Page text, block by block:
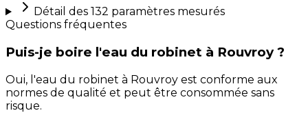
Détail des 132 paramètres mesurés
Questions fréquentes
Puis-je boire l'eau du robinet à Rouvroy ?
Oui, l'eau du robinet à Rouvroy est conforme aux
normes de qualité et peut être consommée sans
risque.